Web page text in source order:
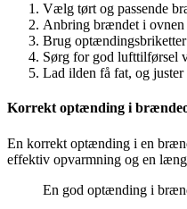
Vælg tørt og passende
Anbring brændet i
Brug
Sørg for god lufttilførsel
Lad ilden få fat, og
Korrekt optænding i
En korrekt optænding i en
effektiv opvarmning og en
En god optænding i